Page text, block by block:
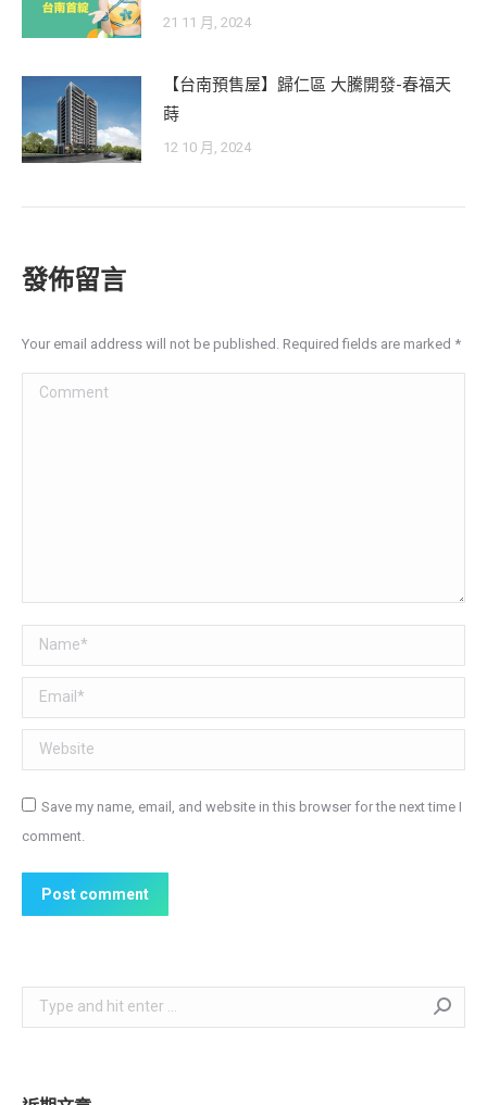
21 11 月, 2024
【台南預售屋】歸仁區 大騰開發-春福天
蒔
12 10 月, 2024
發佈留言
Your email address will not be published. Required fields are marked *
Comment
Name *
Email *
Website
Save my name, email, and website in this browser for the next time I
comment.
Post comment
Search: